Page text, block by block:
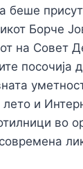
беше
Борче
на Совет
посочија
и
во